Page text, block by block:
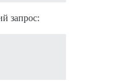
запрос: